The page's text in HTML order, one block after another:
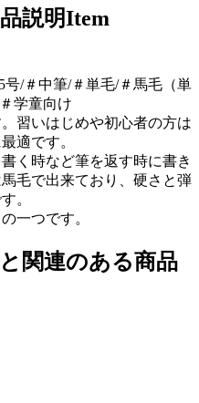
説明Item
号/＃中筆/＃単毛/＃馬毛（単
学童向け
習いはじめや初心者の方は
適です。
く時など筆を返す時に書き
毛で出来ており、硬さと弾
。
一つです。
関連のある商品